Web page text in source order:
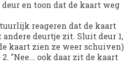
en toon dat de kaart weg
reageren dat de kaart
deurtje zit. Sluit deur 1,
kaart zien ze weer schuiven)
"Nee... ook daar zit de kaart